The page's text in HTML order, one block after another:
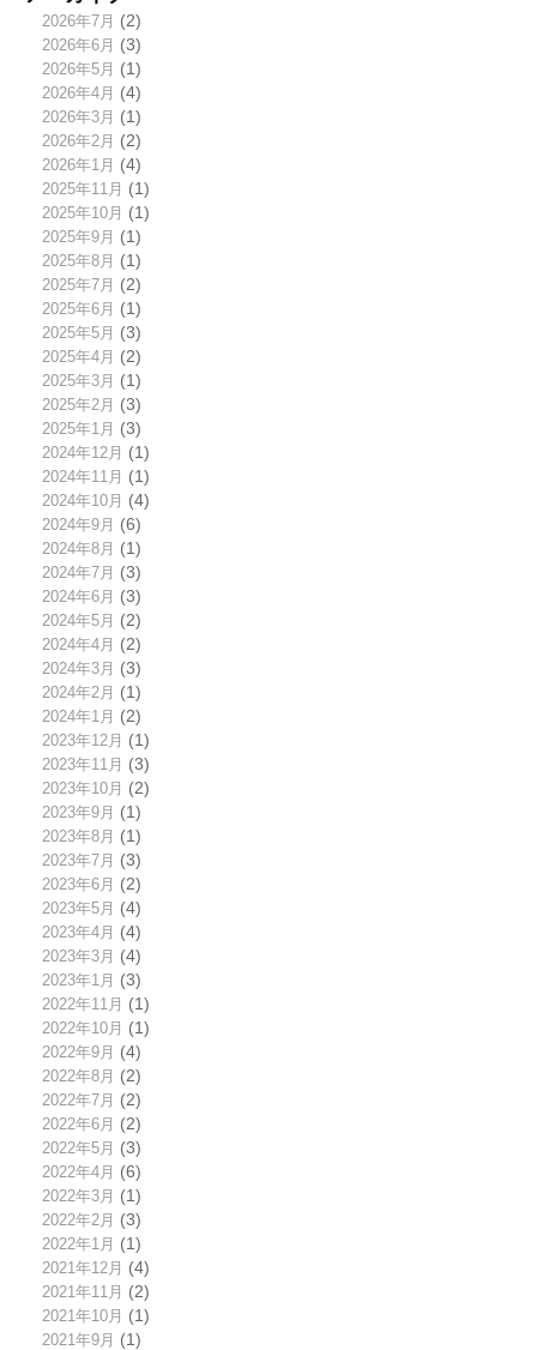
2026年7月 (2)
2026年6月 (3)
2026年5月 (1)
2026年4月 (4)
2026年3月 (1)
2026年2月 (2)
2026年1月 (4)
2025年11月 (1)
2025年10月 (1)
2025年9月 (1)
2025年8月 (1)
2025年7月 (2)
2025年6月 (1)
2025年5月 (3)
2025年4月 (2)
2025年3月 (1)
2025年2月 (3)
2025年1月 (3)
2024年12月 (1)
2024年11月 (1)
2024年10月 (4)
2024年9月 (6)
2024年8月 (1)
2024年7月 (3)
2024年6月 (3)
2024年5月 (2)
2024年4月 (2)
2024年3月 (3)
2024年2月 (1)
2024年1月 (2)
2023年12月 (1)
2023年11月 (3)
2023年10月 (2)
2023年9月 (1)
2023年8月 (1)
2023年7月 (3)
2023年6月 (2)
2023年5月 (4)
2023年4月 (4)
2023年3月 (4)
2023年1月 (3)
2022年11月 (1)
2022年10月 (1)
2022年9月 (4)
2022年8月 (2)
2022年7月 (2)
2022年6月 (2)
2022年5月 (3)
2022年4月 (6)
2022年3月 (1)
2022年2月 (3)
2022年1月 (1)
2021年12月 (4)
2021年11月 (2)
2021年10月 (1)
2021年9月 (1)